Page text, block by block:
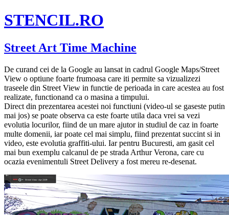
STENCIL.RO
Street Art Time Machine
De curand cei de la Google au lansat in cadrul Google Maps/Street
View o optiune foarte frumoasa care iti permite sa vizualizezi
traseele din Street View in functie de perioada in care acestea au fost
realizate, functionand ca o masina a timpului.
Direct din prezentarea acestei noi functiuni (video-ul se gaseste putin
mai jos) se poate observa ca este foarte utila daca vrei sa vezi
evolutia locurilor, fiind de un mare ajutor in studiul de caz in foarte
multe domenii, iar poate cel mai simplu, fiind prezentat succint si in
video, este evolutia graffiti-ului. Iar pentru Bucuresti, am gasit cel
mai bun exemplu calcanul de pe strada Arthur Verona, care cu
ocazia evenimentuli Street Delivery a fost mereu re-desenat.